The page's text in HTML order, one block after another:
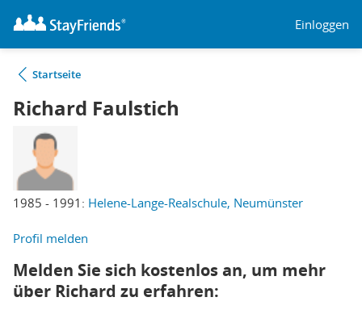
Einloggen
Startseite
Richard Faulstich
1985 - 1991: Helene-Lange-Realschule, Neumünster
Profil melden
Melden Sie sich kostenlos an, um mehr
über Richard zu erfahren: